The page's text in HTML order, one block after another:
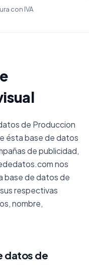
con IVA
de Produccion
ésta base de datos
de publicidad,
nos
base de datos de
respectivas
nombre,
datos de